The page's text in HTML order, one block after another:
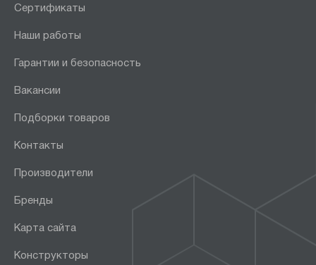
Сертификаты
Наши работы
Гарантии и безопасность
Вакансии
Подборки товаров
Контакты
Производители
Бренды
Карта сайта
Конструкторы